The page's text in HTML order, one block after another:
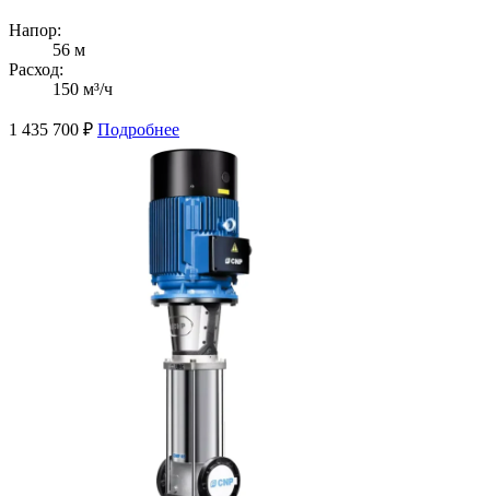
Напор:
56 м
Расход:
150 м³/ч
1 435 700 ₽ Подробнее